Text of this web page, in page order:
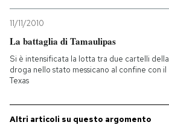
I MIEI PREFERITI
11/11/2010
La battaglia di Tamaulipas
Si è intensificata la lotta tra due cartelli della
droga nello stato messicano al confine con il
Texas
Altri articoli su questo argomento